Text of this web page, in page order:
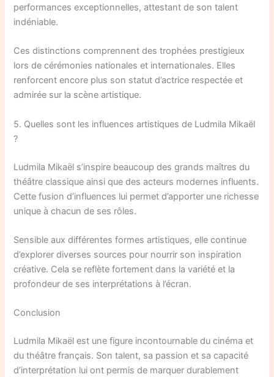
performances exceptionnelles, attestant de son talent
indéniable.
Ces distinctions comprennent des trophées prestigieux
lors de cérémonies nationales et internationales. Elles
renforcent encore plus son statut d’actrice respectée et
admirée sur la scène artistique.
5. Quelles sont les influences artistiques de Ludmila Mikaël
?
Ludmila Mikaël s’inspire beaucoup des grands maîtres du
théâtre classique ainsi que des acteurs modernes influents.
Cette fusion d’influences lui permet d’apporter une richesse
unique à chacun de ses rôles.
Sensible aux différentes formes artistiques, elle continue
d’explorer diverses sources pour nourrir son inspiration
créative. Cela se reflète fortement dans la variété et la
profondeur de ses interprétations à l’écran.
Conclusion
Ludmila Mikaël est une figure incontournable du cinéma et
du théâtre français. Son talent, sa passion et sa capacité
d’interprétation lui ont permis de marquer durablement